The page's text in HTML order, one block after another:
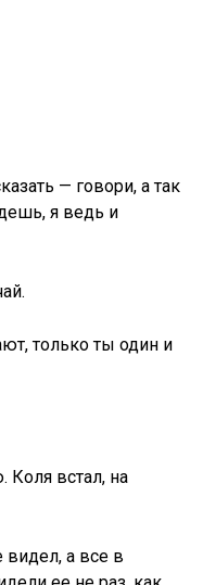
— говори, а так
я ведь и
только ты один и
Коля встал, на
а все в